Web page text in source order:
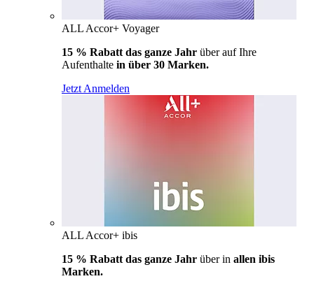
ALL Accor+ Voyager
15 % Rabatt das ganze Jahr über auf Ihre
Aufenthalte in über 30 Marken.
Jetzt Anmelden
ALL Accor+ ibis
15 % Rabatt das ganze Jahr über in allen ibis
Marken.